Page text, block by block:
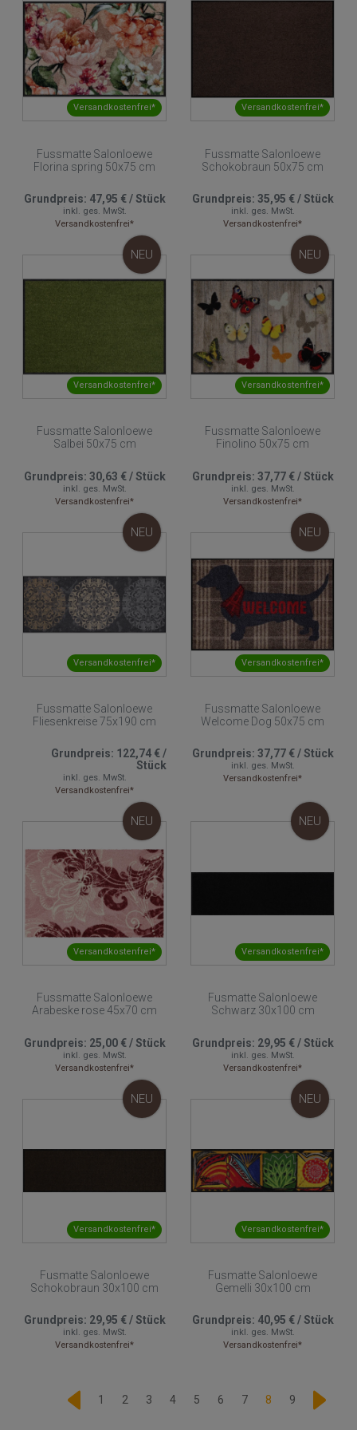
Versandkostenfrei*
Fussmatte Salonloewe
Florina spring 50x75 cm
Grundpreis: 47,95 €/Stück
inkl. ges. MwSt.
Versandkostenfrei*
Versandkostenfrei*
Fussmatte Salonloewe
Schokobraun 50x75 cm
Grundpreis: 35,95 €/Stück
inkl. ges. MwSt.
Versandkostenfrei*
Versandkostenfrei*
NEU
Fussmatte Salonloewe
Salbei 50x75 cm
Grundpreis: 30,63 €/Stück
inkl. ges. MwSt.
Versandkostenfrei*
Versandkostenfrei*
NEU
Fussmatte Salonloewe
Finolino 50x75 cm
Grundpreis: 37,77 €/Stück
inkl. ges. MwSt.
Versandkostenfrei*
Versandkostenfrei*
NEU
Fussmatte Salonloewe
Fliesenkreise 75x190 cm
Grundpreis: 122,74 €/
Stück
inkl. ges. MwSt.
Versandkostenfrei*
Versandkostenfrei*
NEU
Fussmatte Salonloewe
Welcome Dog 50x75 cm
Grundpreis: 37,77 €/Stück
inkl. ges. MwSt.
Versandkostenfrei*
Versandkostenfrei*
NEU
Fussmatte Salonloewe
Arabeske rose 45x70 cm
Grundpreis: 25,00 €/Stück
inkl. ges. MwSt.
Versandkostenfrei*
Versandkostenfrei*
NEU
Fusmatte Salonloewe
Schwarz 30x100 cm
Grundpreis: 29,95 €/Stück
inkl. ges. MwSt.
Versandkostenfrei*
Versandkostenfrei*
NEU
Fusmatte Salonloewe
Schokobraun 30x100 cm
Grundpreis: 29,95 €/Stück
inkl. ges. MwSt.
Versandkostenfrei*
Versandkostenfrei*
NEU
Fusmatte Salonloewe
Gemelli 30x100 cm
Grundpreis: 40,95 €/Stück
inkl. ges. MwSt.
Versandkostenfrei*
1 2 3 4 5 6 7 8 9